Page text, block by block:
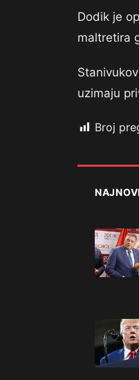
Dodik je
maltretira
uzimaju
Broj